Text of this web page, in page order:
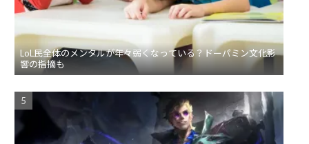
LoL民全体のメンタルが年々弱くなっている？ドーパミン文化影
響の指摘も